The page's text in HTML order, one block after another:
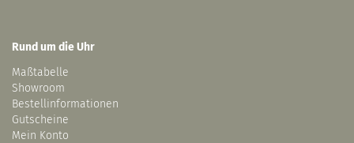
Rund um die Uhr
Maßtabelle
Showroom
Bestellinformationen
Gutscheine
Mein Konto